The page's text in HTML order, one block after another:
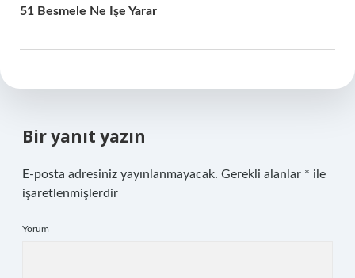
51 Besmele Ne Işe Yarar
Bir yanıt yazın
E-posta adresiniz yayınlanmayacak. Gerekli alanlar * ile
işaretlenmişlerdir
Yorum